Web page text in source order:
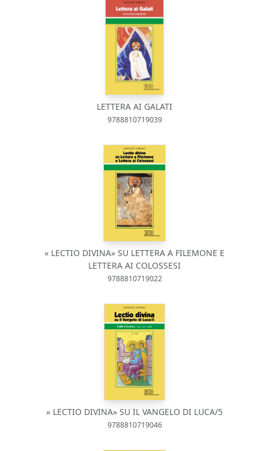
LETTERA AI GALATI
9788810719039
« LECTIO DIVINA» SU LETTERA A FILEMONE E
LETTERA AI COLOSSESI
9788810719022
« LECTIO DIVINA» SU IL VANGELO DI LUCA/5
9788810719046